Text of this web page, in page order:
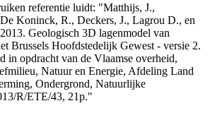
referentie luidt: "Matthijs, J.,
Koninck, R., Deckers, J., Lagrou D., en
Geologisch 3D lagenmodel van
Brussels Hoofdstedelijk Gewest - versie 2.
in opdracht van de Vlaamse overheid,
Natuur en Energie, Afdeling Land
Ondergrond, Natuurlijke
R/ETE/43, 21p."